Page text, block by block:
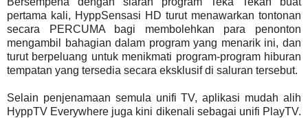
pertama kali, HyppSensasi HD turut menawarkan tontonan
secara PERCUMA bagi membolehkan para penonton
mengambil bahagian dalam program yang menarik ini, dan
turut berpeluang untuk menikmati program-program hiburan
tempatan yang tersedia secara eksklusif di saluran tersebut.
Selain penjenamaan semula unifi TV, aplikasi mudah alih
HyppTV Everywhere juga kini dikenali sebagai unifi PlayTV.